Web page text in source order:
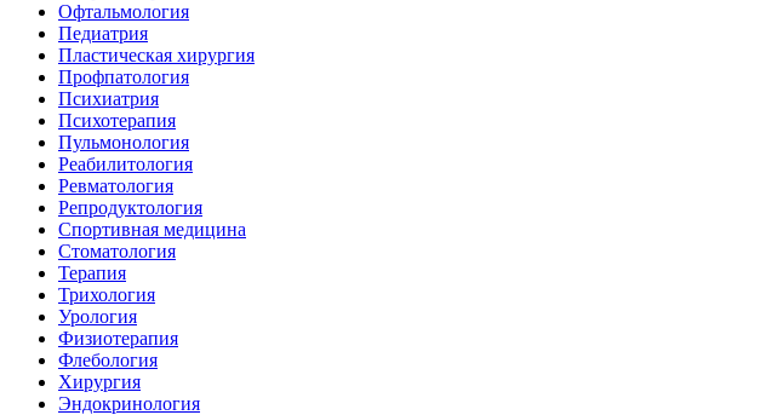
Офтальмология
Педиатрия
Пластическая хирургия
Профпатология
Психиатрия
Психотерапия
Пульмонология
Реабилитология
Ревматология
Репродуктология
Спортивная медицина
Стоматология
Терапия
Трихология
Урология
Физиотерапия
Флебология
Хирургия
Эндокринология